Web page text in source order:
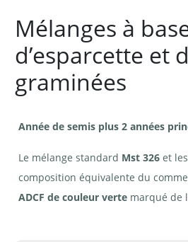
Mélanges à
d’esparcette et
graminées
Année de semis plus 2 années
Le mélange standard Mst 326 et
composition équivalente du
ADCF de couleur verte marqué de